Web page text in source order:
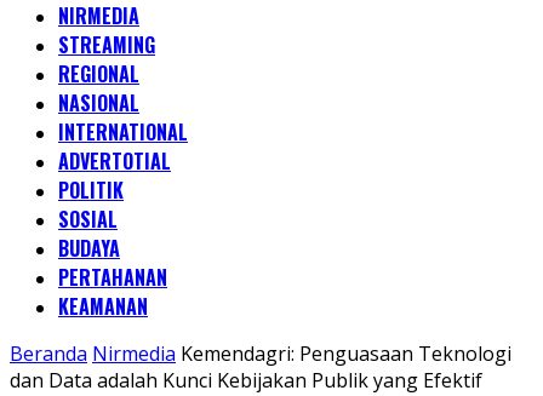
NIRMEDIA
STREAMING
REGIONAL
NASIONAL
INTERNATIONAL
ADVERTOTIAL
POLITIK
SOSIAL
BUDAYA
PERTAHANAN
KEAMANAN
Beranda Nirmedia Kemendagri: Penguasaan Teknologi
dan Data adalah Kunci Kebijakan Publik yang Efektif